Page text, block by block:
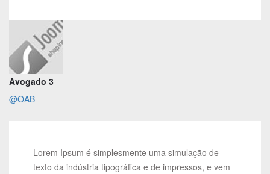
Avogado 3
@OAB
Lorem Ipsum é simplesmente uma simulação de
texto da indústria tipográfica e de impressos, e vem